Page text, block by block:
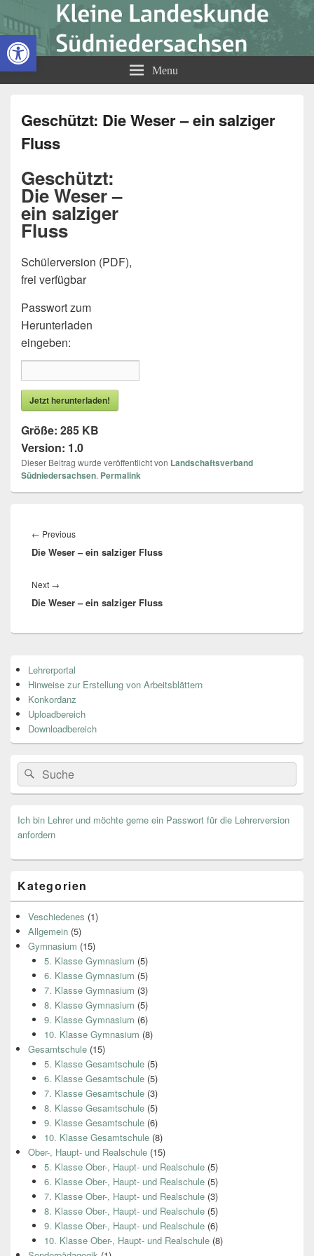
Open toolbar
Kleine Landeskunde
Südniedersachsen
Menu
Geschützt: Die Weser – ein salziger
Fluss
Geschützt:
Die Weser –
ein salziger
Fluss
Schülerversion (PDF),
frei verfügbar
Passwort zum
Herunterladen
eingeben:
Jetzt herunterladen!
Größe: 285 KB
Version: 1.0
Dieser Beitrag wurde veröffentlicht von Landschaftsverband
Südniedersachsen. Permalink
← Previous
post:
Die Weser – ein salziger Fluss
Next →
post:
Die Weser – ein salziger Fluss
Seitenleisten
Widget-
Bereich
Lehrerportal
Hinweise zur Erstellung von Arbeitsblättern
Konkordanz
Uploadbereich
Downloadbereich
Search
for:
Suche
Ich bin Lehrer und möchte gerne ein Passwort für die Lehrerversion
anfordern
Kategorien
Veschiedenes (1)
Allgemein (5)
Gymnasium (15)
5. Klasse Gymnasium (5)
6. Klasse Gymnasium (5)
7. Klasse Gymnasium (3)
8. Klasse Gymnasium (5)
9. Klasse Gymnasium (6)
10. Klasse Gymnasium (8)
Gesamtschule (15)
5. Klasse Gesamtschule(5)
6. Klasse Gesamtschule(5)
7. Klasse Gesamtschule(3)
8. Klasse Gesamtschule(5)
9. Klasse Gesamtschule(6)
10. Klasse Gesamtschule(8)
Ober-, Haupt- und Realschule (15)
5. Klasse Ober-, Haupt- und Realschule(5)
6. Klasse Ober-, Haupt- und Realschule(5)
7. Klasse Ober-, Haupt- und Realschule(3)
8. Klasse Ober-, Haupt- und Realschule(5)
9. Klasse Ober-, Haupt- und Realschule(6)
10. Klasse Ober-, Haupt- und Realschule(8)